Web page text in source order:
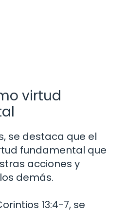
virtud
se destaca que el
fundamental que
acciones y
demás.
13:4-7, se